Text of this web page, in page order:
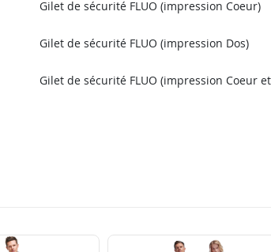
Gilet de sécurité FLUO (impression Coeur)
Gilet de sécurité FLUO (impression Dos)
Gilet de sécurité FLUO (impression Coeur